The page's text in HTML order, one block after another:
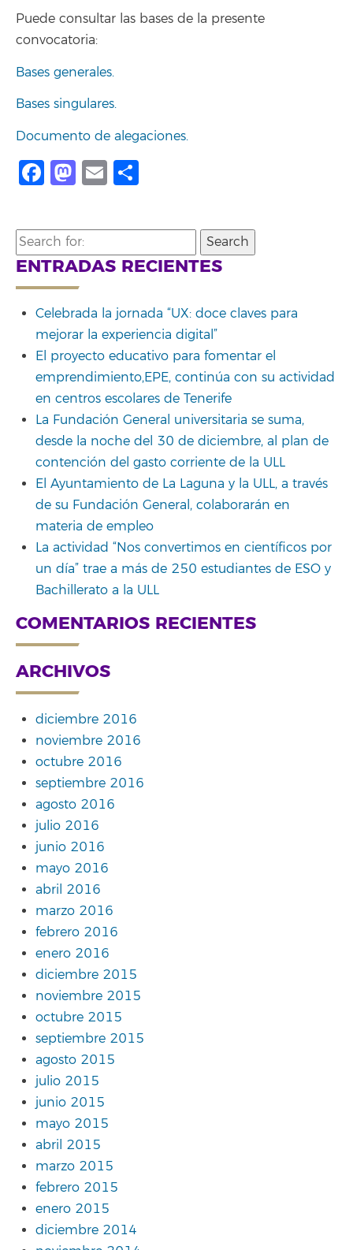
Puede consultar las bases de la presente
convocatoria:
Bases generales.
Bases singulares.
Documento de alegaciones.
Facebook
Mastodon
Email
Search
for:
ENTRADAS RECIENTES
Celebrada la jornada “UX: doce claves para
mejorar la experiencia digital”
El proyecto educativo para fomentar el
emprendimiento,EPE, continúa con su actividad
en centros escolares de Tenerife
La Fundación General universitaria se suma,
desde la noche del 30 de diciembre, al plan de
contención del gasto corriente de la ULL
El Ayuntamiento de La Laguna y la ULL, a través
de su Fundación General, colaborarán en
materia de empleo
La actividad “Nos convertimos en científicos por
un día” trae a más de 250 estudiantes de ESO y
Bachillerato a la ULL
COMENTARIOS RECIENTES
ARCHIVOS
diciembre 2016
noviembre 2016
octubre 2016
septiembre 2016
agosto 2016
julio 2016
junio 2016
mayo 2016
abril 2016
marzo 2016
febrero 2016
enero 2016
diciembre 2015
noviembre 2015
octubre 2015
septiembre 2015
agosto 2015
julio 2015
junio 2015
mayo 2015
abril 2015
marzo 2015
febrero 2015
enero 2015
diciembre 2014